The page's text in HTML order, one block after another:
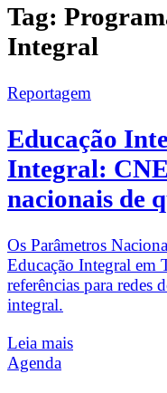
Tag:
Integral
Reportagem
Educação
Integral:
nacionais de
Os Parâmetros
Educação Integral em
referências para redes
integral.
Leia mais
Agenda